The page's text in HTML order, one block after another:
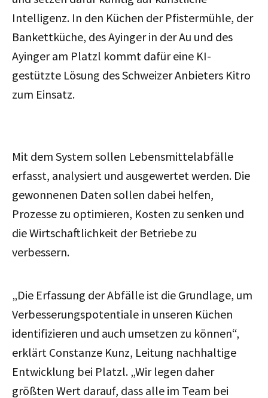
Intelligenz. In den Küchen der Pfistermühle, der
Bankettküche, des Ayinger in der Au und des
Ayinger am Platzl kommt dafür eine KI-
gestützte Lösung des Schweizer Anbieters Kitro
zum Einsatz.
Mit dem System sollen Lebensmittelabfälle
erfasst, analysiert und ausgewertet werden. Die
gewonnenen Daten sollen dabei helfen,
Prozesse zu optimieren, Kosten zu senken und
die Wirtschaftlichkeit der Betriebe zu
verbessern.
„Die Erfassung der Abfälle ist die Grundlage, um
Verbesserungspotentiale in unseren Küchen
identifizieren und auch umsetzen zu können“,
erklärt Constanze Kunz, Leitung nachhaltige
Entwicklung bei Platzl. „Wir legen daher
größten Wert darauf, dass alle im Team bei